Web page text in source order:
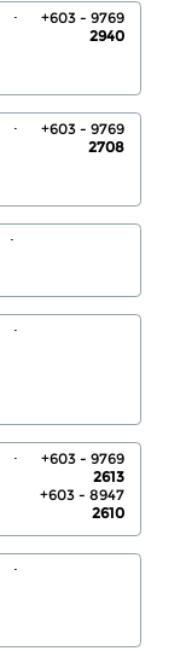
.
+603 - 9769
2940
.
+603 - 9769
2708
.
.
.
+603 - 9769
2613
+603 - 8947
2610
.